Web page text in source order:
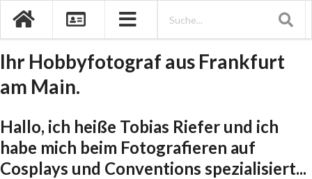
Ihr Hobbyfotograf aus Frankfurt
am Main.
Hallo, ich heiße Tobias Riefer und ich
habe mich beim Fotografieren auf
Cosplays und Conventions spezialisiert...